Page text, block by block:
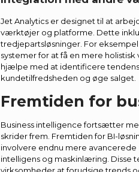
Jet Analytics er designet til at
værktøjer og platforme. Dette
tredjepartsløsninger. For
systemer for at få en mere
hjælpe med at identificere
kundetilfredsheden og øge salget.
Fremtiden for
Business intelligence fortsætter
skrider frem. Fremtiden for BI-
involvere endnu mere
intelligens og maskinlæring. Disse